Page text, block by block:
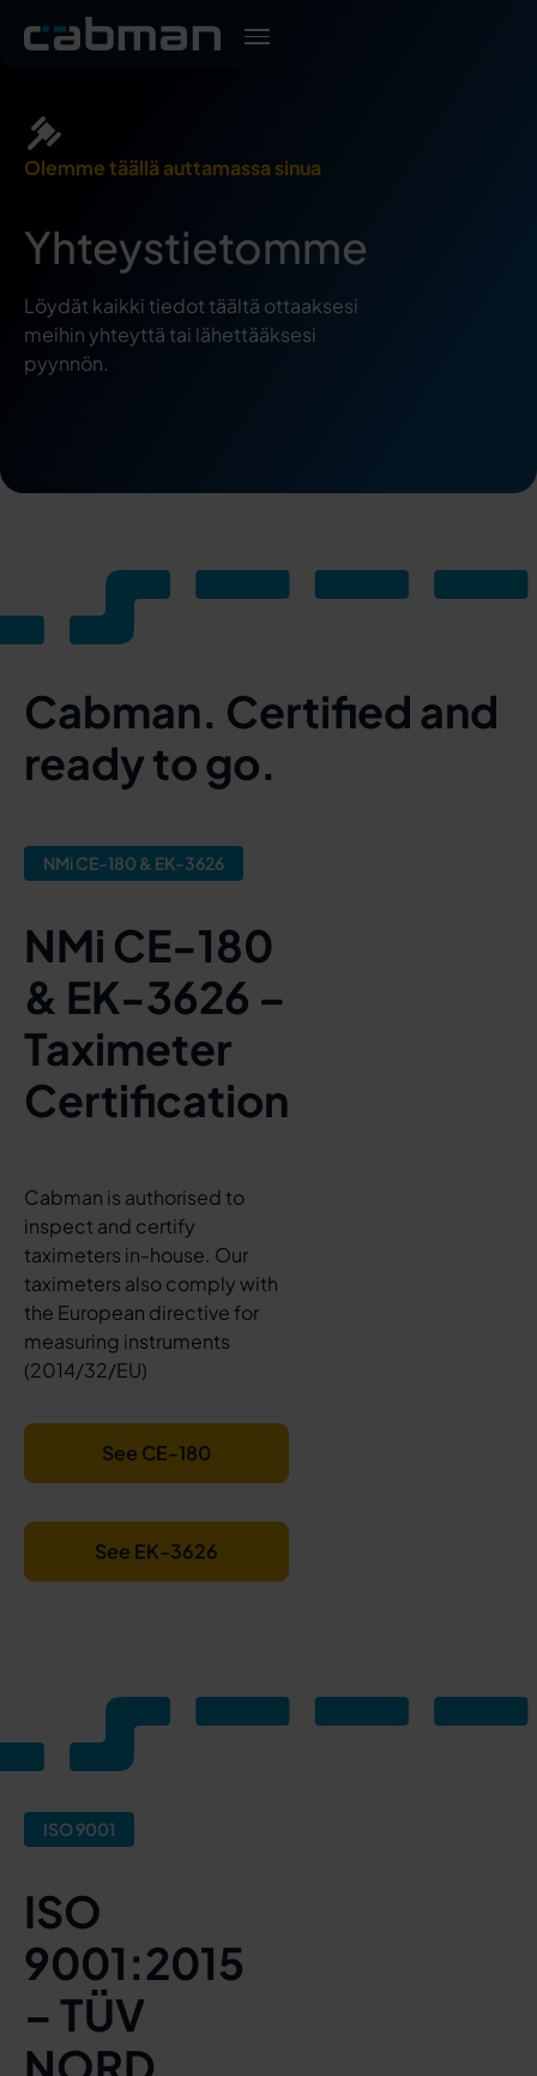
Olemme täällä auttamassa sinua
Yhteystietomme
Löydät kaikki tiedot täältä ottaaksesi
meihin yhteyttä tai lähettääksesi
pyynnön.
Cabman. Certified and
ready to go.
NMi CE-180 & EK-3626
NMi CE-180
& EK-3626 –
Taximeter
Certification
Cabman is authorised to
inspect and certify
taximeters in-house. Our
taximeters also comply with
the European directive for
measuring instruments
(2014/32/EU)
See CE-180
See EK-3626
ISO 9001
ISO
9001:2015
– TÜV